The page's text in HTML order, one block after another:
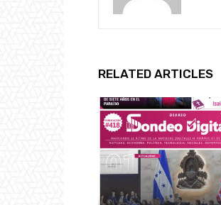
RELATED ARTICLES